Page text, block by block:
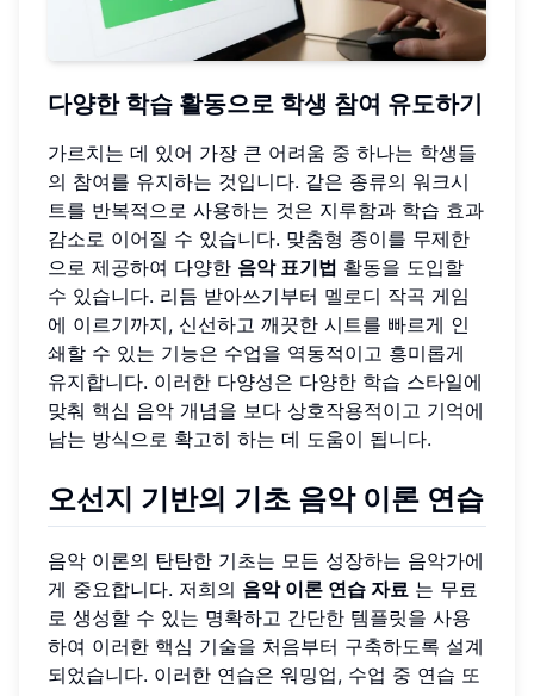
다양한 학습 활동으로 학생 참여 유도하기
가르치는 데 있어 가장 큰 어려움 중 하나는 학생들
의 참여를 유지하는 것입니다. 같은 종류의 워크시
트를 반복적으로 사용하는 것은 지루함과 학습 효과
감소로 이어질 수 있습니다. 맞춤형 종이를 무제한
으로 제공하여 다양한 음악 표기법 활동을 도입할
수 있습니다. 리듬 받아쓰기부터 멜로디 작곡 게임
에 이르기까지, 신선하고 깨끗한 시트를 빠르게 인
쇄할 수 있는 기능은 수업을 역동적이고 흥미롭게
유지합니다. 이러한 다양성은 다양한 학습 스타일에
맞춰 핵심 음악 개념을 보다 상호작용적이고 기억에
남는 방식으로 확고히 하는 데 도움이 됩니다.
오선지 기반의 기초 음악 이론 연습
음악 이론의 탄탄한 기초는 모든 성장하는 음악가에
게 중요합니다. 저희의 음악 이론 연습 자료 는 무료
로 생성할 수 있는 명확하고 간단한 템플릿을 사용
하여 이러한 핵심 기술을 처음부터 구축하도록 설계
되었습니다. 이러한 연습은 워밍업, 수업 중 연습 또